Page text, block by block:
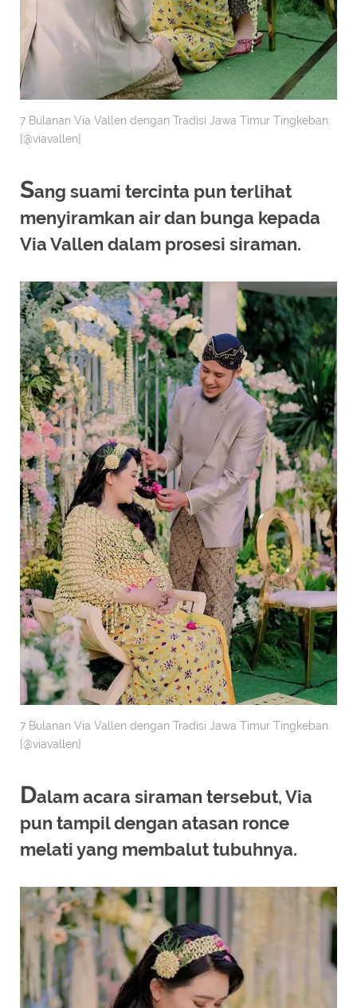
7 Bulanan Via Vallen dengan Tradisi Jawa Timur Tingkeban.
[@viavallen]
Sang suami tercinta pun terlihat
menyiramkan air dan bunga kepada
Via Vallen dalam prosesi siraman.
7 Bulanan Via Vallen dengan Tradisi Jawa Timur Tingkeban.
[@viavallen]
Dalam acara siraman tersebut, Via
pun tampil dengan atasan ronce
melati yang membalut tubuhnya.